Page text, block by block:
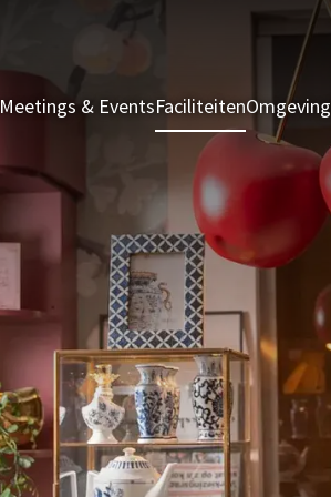
Meetings & EventsFaciliteitenOmgeving